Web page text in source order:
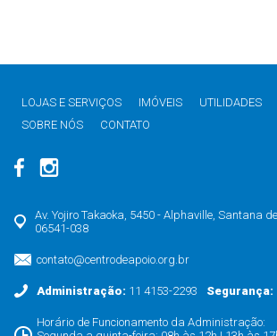
LOJAS E SERVIÇOS IMÓVEIS UTILIDADES
SOBRE NÓS
CONTATO
Av. Yojiro Takaoka, 5450 - Alphaville, Santana
06541-038
contato@centrodeapoio.org.br
Administração: 11 4153-2293 Segurança:
Horário de Funcionamento da Administração: